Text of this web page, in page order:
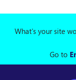
What's your site
Go to